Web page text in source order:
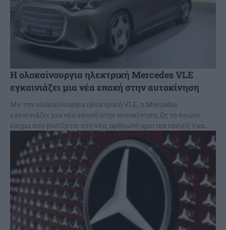
Η ολοκαίνουργια ηλεκτρική Mercedes VLE
εγκαινιάζει μια νέα εποχή στην αυτοκίνηση
Με την ολοκαίνουργια ηλεκτρική VLE, η Mercedes
εγκαινιάζει μια νέα εποχή στην αυτοκίνηση. Ως το πρώτο
όχημα που βασίζεται στη νέα, αρθρωτή αρχιτεκτονική Van...